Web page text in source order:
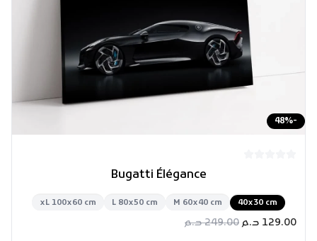
-
48%
Bugatti Élégance
40x30 cm
M 60x40 cm
L 80x50 cm
xL 100x60 cm
129.00 د.م 249.00 د.م